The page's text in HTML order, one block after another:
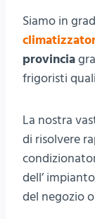
Siamo in
provincia
frigoristi
La nostra
di risolvere
dell’
del negozio